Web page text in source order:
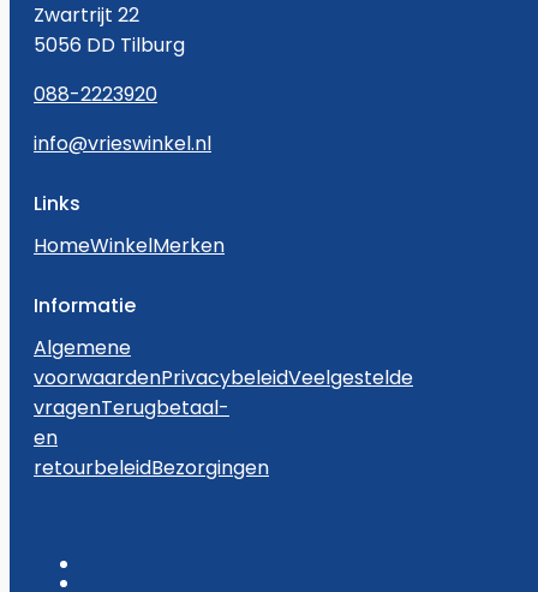
Zwartrijt 22
5056 DD Tilburg
088-2223920
info@vrieswinkel.nl
Links
HomeWinkelMerken
Informatie
Algemene
voorwaardenPrivacybeleidVeelgestelde
vragenTerugbetaal-
en
retourbeleidBezorgingen